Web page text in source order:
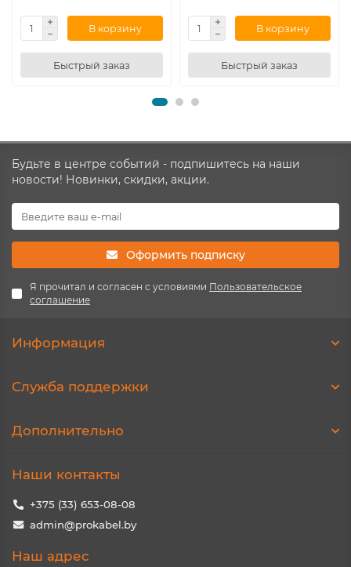
В корзину
Быстрый заказ
В корзину
Быстрый заказ
Будьте в центре событий - подпишитесь на наши
новости! Новинки, скидки, акции.
Оформить подписку
Я прочитал и согласен с условиями Пользовательское
соглашение
Информация
Служба поддержки
Дополнительно
Наши контакты
+375 (33) 653-08-08
admin@prokabel.by
Наш адрес